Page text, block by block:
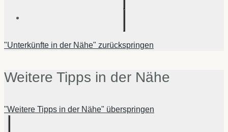
"Unterkünfte in der Nähe" zurückspringen
Weitere Tipps in der Nähe
"Weitere Tipps in der Nähe" überspringen